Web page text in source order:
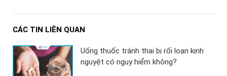
CÁC TIN LIÊN QUAN
Uống thuốc tránh thai bị rối loạn kinh
nguyệt có nguy hiểm không?